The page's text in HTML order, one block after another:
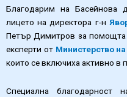
Благодарим на Басейнова
лицето на директора г-н
Петър Димитров за помощта
експерти от Министерство
които се включиха активно в
Специална благодарност